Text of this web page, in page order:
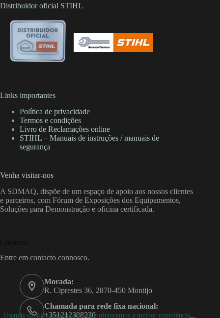
Usamos cookies para garantir que oferecemos a melhor experiência
Distribuidor oficial STIHL
Links importantes
Política de privacidade
Termos e condições
Livro de Reclamações online
STIHL – Manuais de instruções / manuais de
segurança
Venha visitar-nos
A SDMAQ, dispõe de um espaço de apoio aos nossos clientes
e parceiros, com Fórum de Exposições dos Equipamentos,
Soluções para Demonstração e oficina certificada.
Contactos
Entre em contacto connosco.
Morada:
R. Ciprestes 36, 2870-450 Montijo
Chamada para rede fixa nacional:
+351212308230